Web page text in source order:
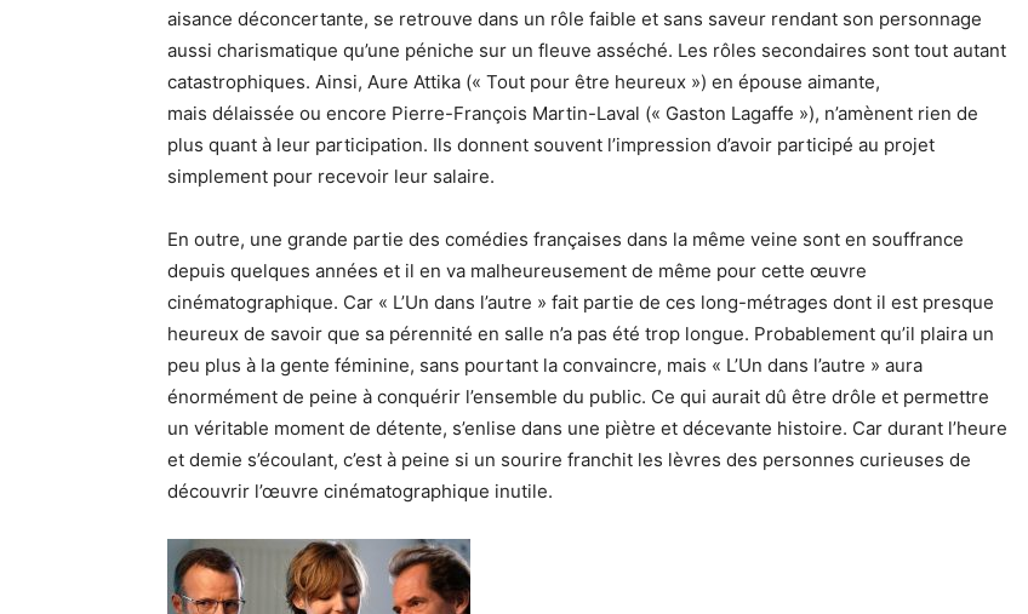
aisance déconcertante, se retrouve dans un rôle faible et sans saveur rendant son personnage
aussi charismatique qu’une péniche sur un fleuve asséché. Les rôles secondaires sont tout autant
catastrophiques. Ainsi, Aure Attika (« Tout pour être heureux ») en épouse aimante,
mais délaissée ou encore Pierre-François Martin-Laval (« Gaston Lagaffe »), n’amènent rien de
plus quant à leur participation. Ils donnent souvent l’impression d’avoir participé au projet
simplement pour recevoir leur salaire.
En outre, une grande partie des comédies françaises dans la même veine sont en souffrance
depuis quelques années et il en va malheureusement de même pour cette œuvre
cinématographique. Car « L’Un dans l’autre » fait partie de ces long-métrages dont il est presque
heureux de savoir que sa pérennité en salle n’a pas été trop longue. Probablement qu’il plaira un
peu plus à la gente féminine, sans pourtant la convaincre, mais « L’Un dans l’autre » aura
énormément de peine à conquérir l’ensemble du public. Ce qui aurait dû être drôle et permettre
un véritable moment de détente, s’enlise dans une piètre et décevante histoire. Car durant l’heure
et demie s’écoulant, c’est à peine si un sourire franchit les lèvres des personnes curieuses de
découvrir l’œuvre cinématographique inutile.